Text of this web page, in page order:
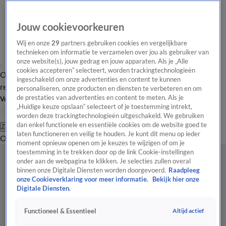
Overzicht Laatste nieuws Regionieuws Het beste van Hart
Tip de
redactie
Volg Hart van Nederland
Zoeken
OverzichtRegioUitzendingenWeerTip de redactiePanelVideo's
Jouw cookievoorkeuren
Wij en onze29 partners gebruiken cookies en vergelijkbare
technieken om informatie te verzamelen over jou als gebruiker van
onze website(s), jouw gedrag en jouw apparaten. Als je „Alle
cookies accepteren” selecteert, worden trackingtechnologieën
ingeschakeld om onze advertenties en content te kunnen
personaliseren, onze producten en diensten te verbeteren en om
de prestaties van advertenties en content te meten. Als je
„Huidige keuze opslaan” selecteert of je toestemming intrekt,
worden deze trackingtechnologieën uitgeschakeld. We gebruiken
dan enkel functionele en essentiële cookies om de website goed te
laten functioneren en veilig te houden. Je kunt dit menu op ieder
moment opnieuw openen om je keuzes te wijzigen of om je
toestemming in te trekken door op de link Cookie-instellingen
onder aan de webpagina te klikken. Je selecties zullen overal
binnen onze Digitale Diensten worden doorgevoerd. Raadpleeg
onze Cookieverklaring voor meer informatie.
Bekijk hier onze
Digitale Diensten.
Functioneel & Essentieel Altijd actief